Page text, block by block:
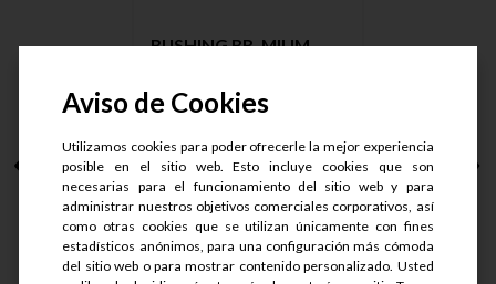
BUSHING BR. MILIM.
S/. 23.75
S/.19
Aviso de Cookies
Utilizamos cookies para poder ofrecerle la mejor experiencia
posible en el sitio web. Esto incluye cookies que son
necesarias para el funcionamiento del sitio web y para
administrar nuestros objetivos comerciales corporativos, así
como otras cookies que se utilizan únicamente con fines
estadísticos anónimos, para una configuración más cómoda
del sitio web o para mostrar contenido personalizado. Usted